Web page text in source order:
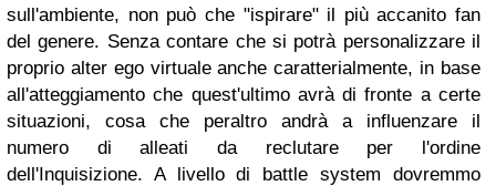
sull'ambiente, non può che "ispirare" il più accanito fan
del genere. Senza contare che si potrà personalizzare il
proprio alter ego virtuale anche caratterialmente, in base
all'atteggiamento che quest'ultimo avrà di fronte a certe
situazioni, cosa che peraltro andrà a influenzare il
numero di alleati da reclutare per l'ordine
dell'Inquisizione. A livello di battle system dovremmo